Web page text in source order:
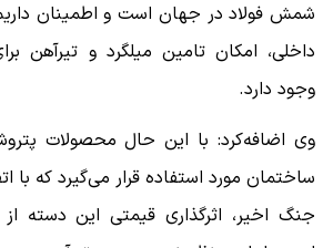
شمش فولاد در جهان است و اطمینان
داخلی، امکان تامین میلگرد و تیرآهن
وجود دارد.
وی اضافه‌کرد: با این حال محصولات
ساختمان مورد استفاده قرار می‌گیرد که با
جنگ اخیر، اثرگذاری قیمتی این دسته